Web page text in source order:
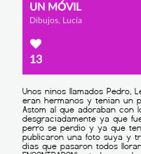
UN MÓVIL
Dibujos, Lucía
13